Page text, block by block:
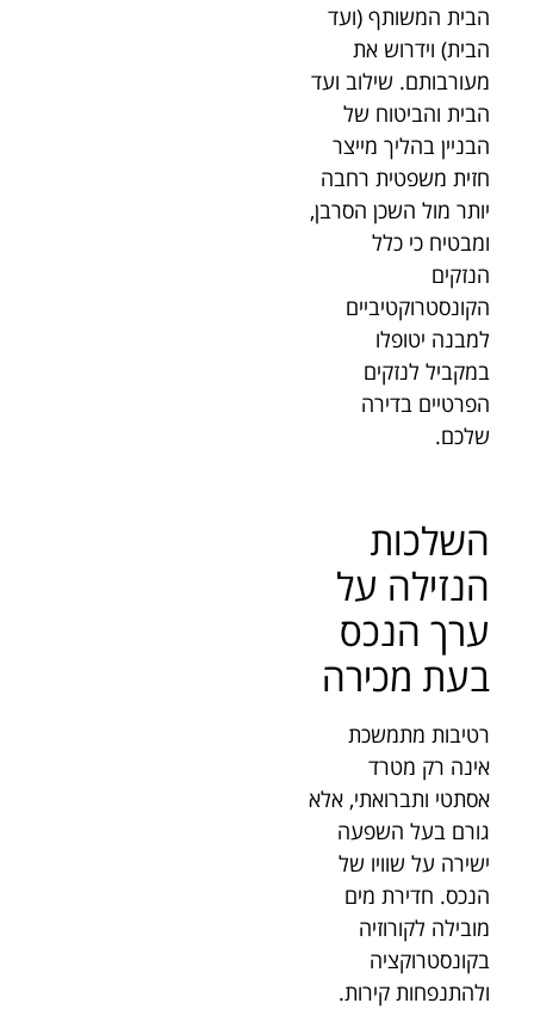
הבית המשותף (ועד
הבית) וידרוש את
מעורבותם. שילוב ועד
הבית והביטוח של
הבניין בהליך מייצר
חזית משפטית רחבה
יותר מול השכן הסרבן,
ומבטיח כי כלל
הנזקים
הקונסטרוקטיביים
למבנה יטופלו
במקביל לנזקים
הפרטיים בדירה
שלכם.
השלכות
הנזילה על
ערך הנכס
בעת מכירה
רטיבות מתמשכת
אינה רק מטרד
אסתטי ותברואתי, אלא
גורם בעל השפעה
ישירה על שוויו של
הנכס. חדירת מים
מובילה לקורוזיה
בקונסטרוקציה
ולהתנפחות קירות.